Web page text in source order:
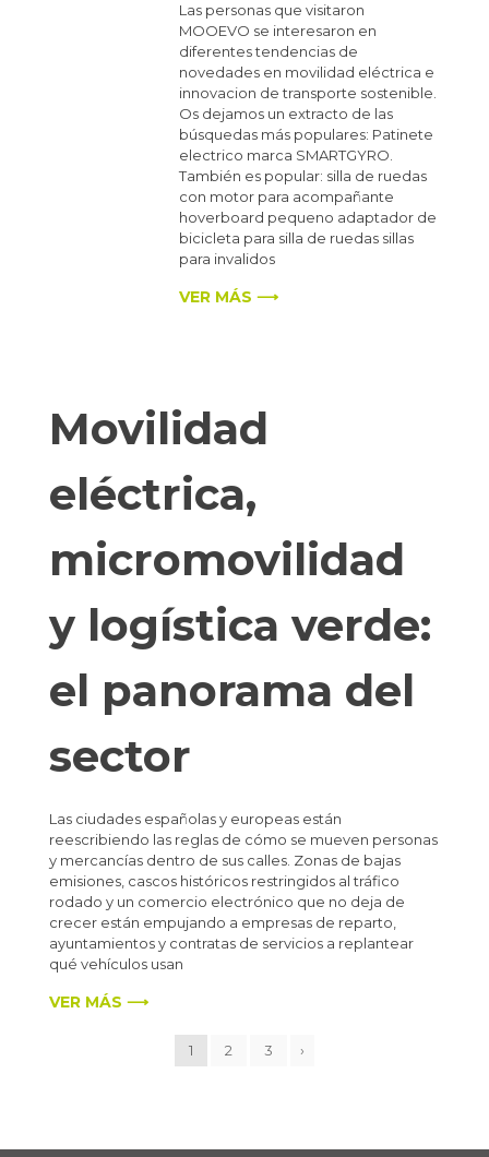
Las personas que visitaron
MOOEVO se interesaron en
diferentes tendencias de
novedades en movilidad eléctrica e
innovacion de transporte sostenible.
Os dejamos un extracto de las
búsquedas más populares: Patinete
electrico marca SMARTGYRO.
También es popular: silla de ruedas
con motor para acompañante
hoverboard pequeno adaptador de
bicicleta para silla de ruedas sillas
para invalidos
VER MÁS ⟶
Movilidad
eléctrica,
micromovilidad
y logística verde:
el panorama del
sector
Las ciudades españolas y europeas están
reescribiendo las reglas de cómo se mueven personas
y mercancías dentro de sus calles. Zonas de bajas
emisiones, cascos históricos restringidos al tráfico
rodado y un comercio electrónico que no deja de
crecer están empujando a empresas de reparto,
ayuntamientos y contratas de servicios a replantear
qué vehículos usan
VER MÁS ⟶
1 2 3 ›